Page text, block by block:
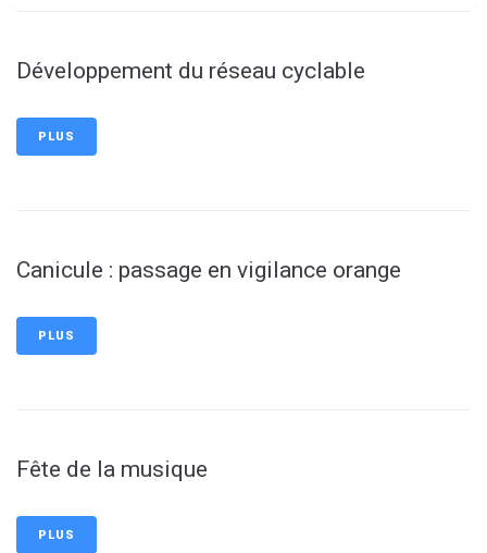
Développement du réseau cyclable
PLUS
Canicule : passage en vigilance orange
PLUS
Fête de la musique
PLUS